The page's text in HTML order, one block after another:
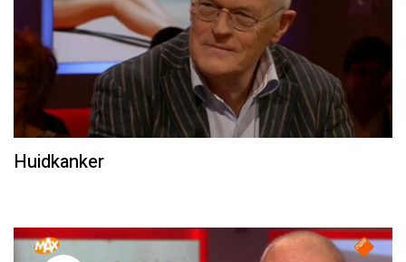
Huidkanker